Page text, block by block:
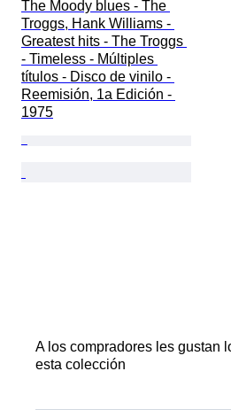
The Moody blues - The
Troggs, Hank Williams -
Greatest hits - The Troggs
- Timeless - Múltiples
títulos - Disco de vinilo -
Reemisión, 1a Edición -
1975
A los compradores les gustan
esta colección